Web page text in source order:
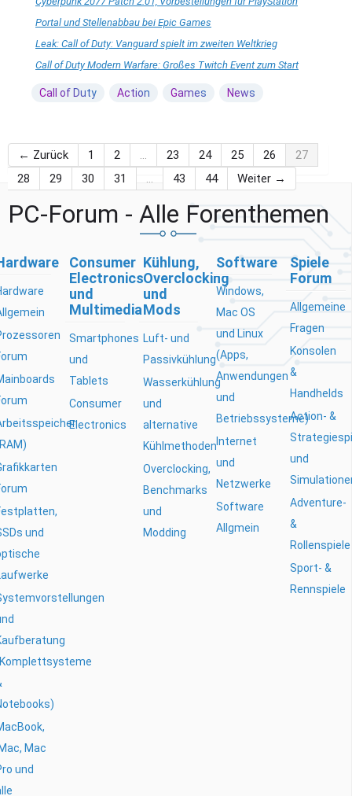
Portal und Stellenabbau bei Epic Games
Leak: Call of Duty: Vanguard spielt im zweiten Weltkrieg
Call of Duty Modern Warfare: Großes Twitch Event zum Start
Call of Duty Action Games News
← Zurück 1 2 … 23 24 25 26
27
28
29 30 31 … 43 44 Weiter →
PC-Forum - Alle Forenthemen
und
Mac
und
Consumer
Electronics
und
Multimedia
Smartphones
und
Tablets
Consumer
Electronics
Kühlung,
Overclocking
und
Mods
Luft- und
Passivkühlung
Wasserkühlung
und
alternative
Kühlmethoden
Overclocking,
Benchmarks
und
Modding
Software
Windows,
Mac OS
und Linux
(Apps,
Anwendungen
und
Betriebssysteme)
Internet
und
Netzwerke
Software
Allgmein
Spiele
Forum
Allgemeine
Fragen
Konsolen
&
Handhelds
Action- &
und
Adventure-
&
Rollenspiele
Sport- &
Rennspiele